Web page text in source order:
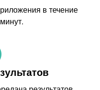
в течение